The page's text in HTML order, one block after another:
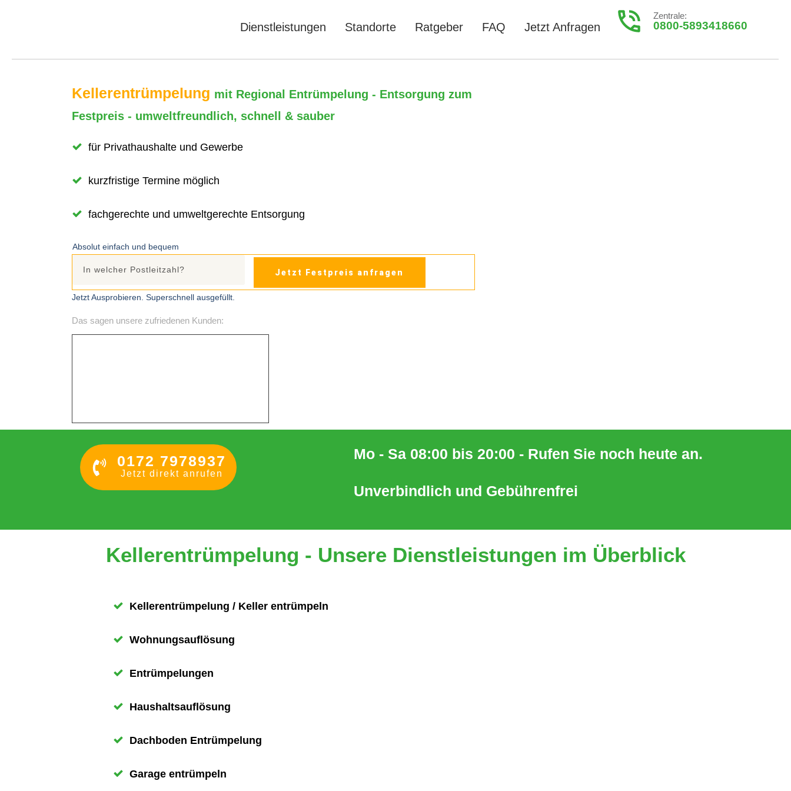
Dienstleistungen Standorte Ratgeber FAQ Jetzt Anfragen
Zentrale:
0800-5893418660
Kellerentrümpelung mit Regional Entrümpelung - Entsorgung zum
Festpreis - umweltfreundlich, schnell & sauber
für Privathaushalte und Gewerbe
kurzfristige Termine möglich
fachgerechte und umweltgerechte Entsorgung
Absolut einfach und bequem
Jetzt Festpreis anfragen
Jetzt Ausprobieren. Superschnell ausgefüllt.
Das sagen unsere zufriedenen Kunden:
0172 7978937
Jetzt direkt anrufen
Mo - Sa 08:00 bis 20:00 - Rufen Sie noch heute an.
Unverbindlich und Gebührenfrei
Kellerentrümpelung - Unsere Dienstleistungen im Überblick
Kellerentrümpelung / Keller entrümpeln
Wohnungsauflösung
Entrümpelungen
Haushaltsauflösung
Dachboden Entrümpelung
Garage entrümpeln